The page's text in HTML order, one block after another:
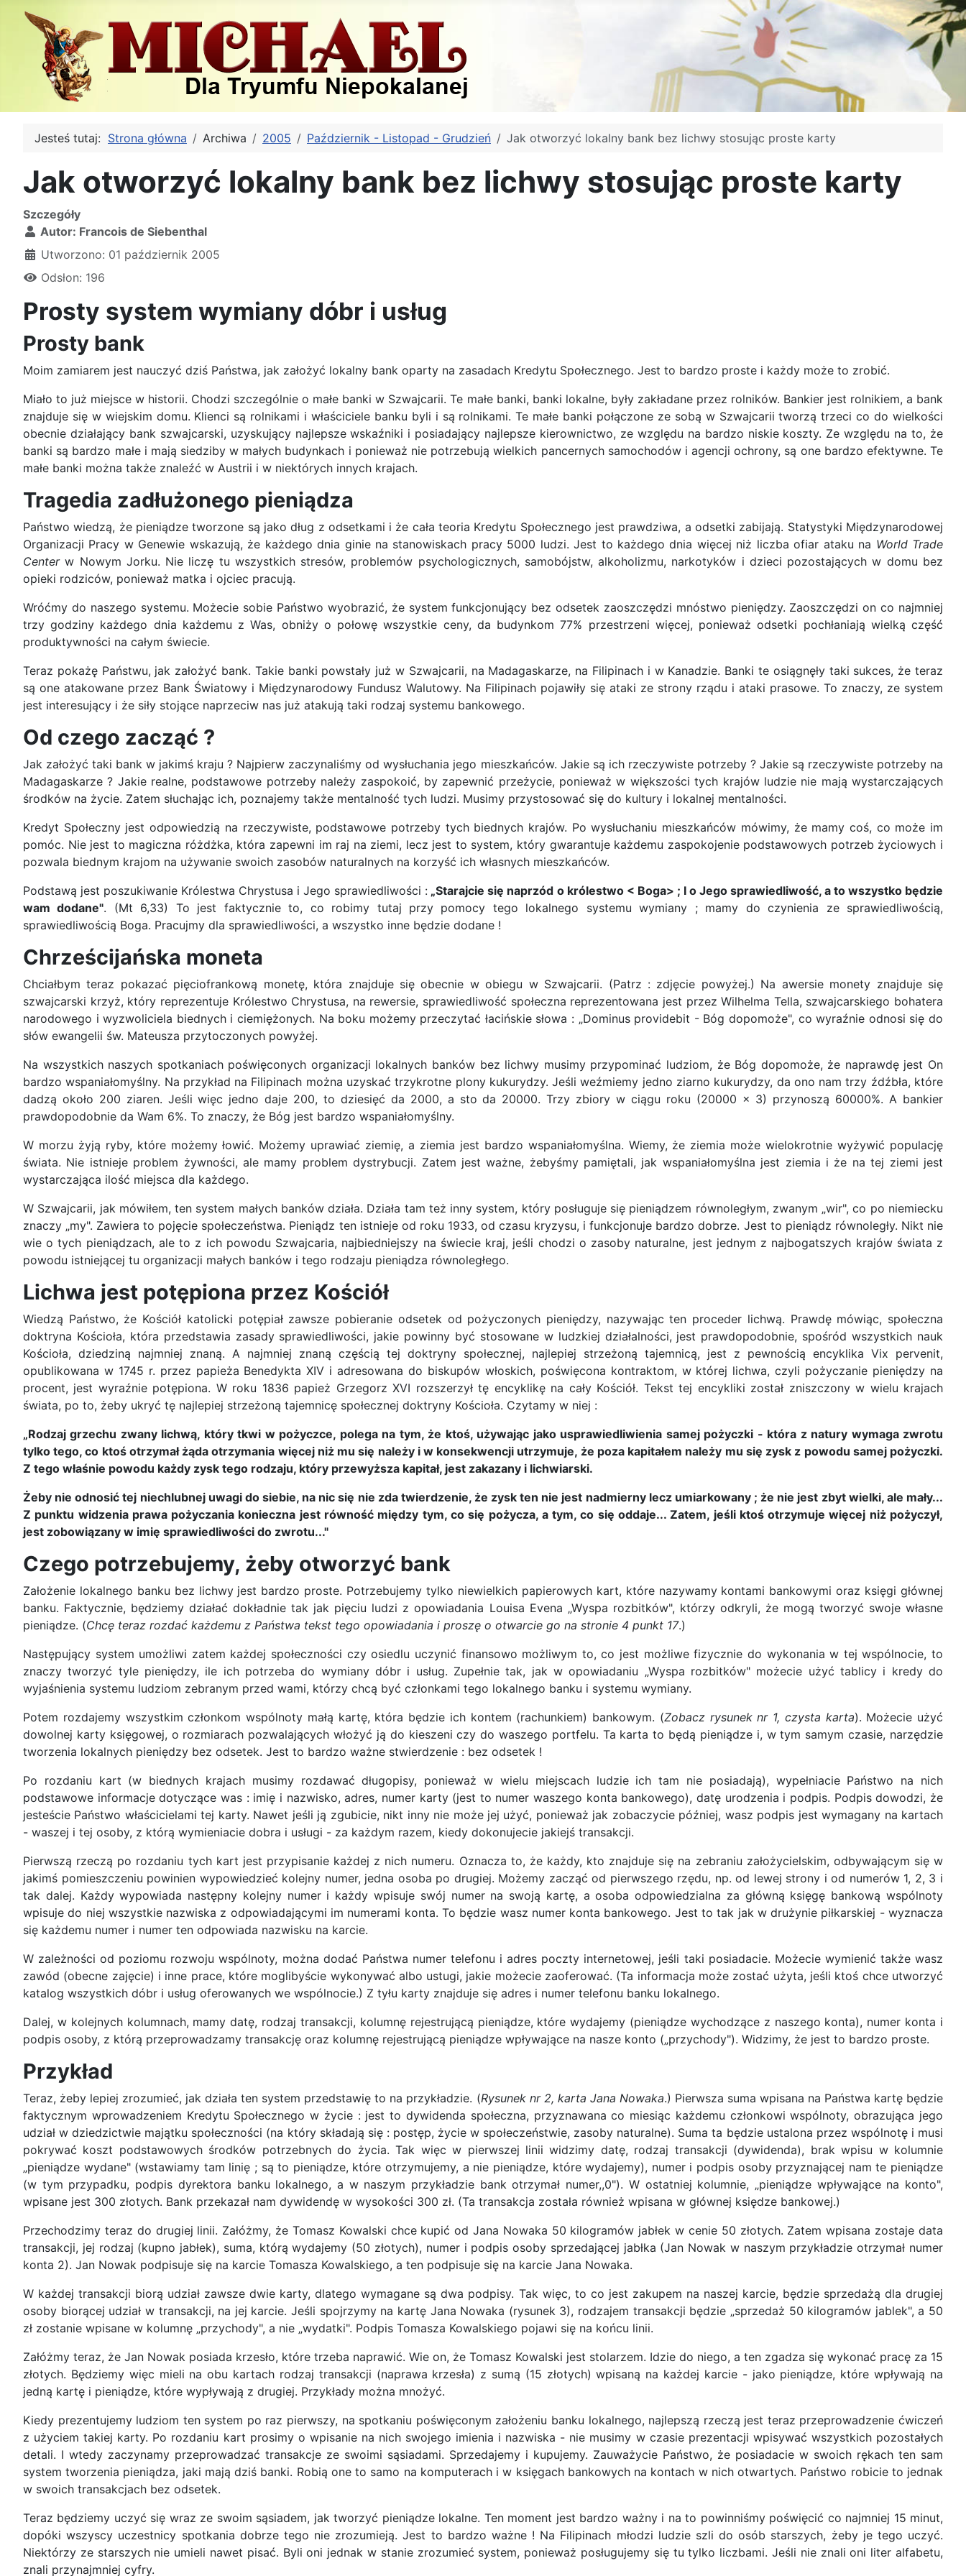
Jesteś tutaj: Strona główna Archiwa 2005 Październik - Listopad - Grudzień Jak otworzyć lokalny bank bez lichwy stosując proste karty
Jak otworzyć lokalny bank bez lichwy stosując proste karty
Szczegóły
Autor: Francois de Siebenthal
Utworzono: 01 październik 2005
Odsłon: 196
Prosty system wymiany dóbr i usług
Prosty bank
Moim zamiarem jest nauczyć dziś Państwa, jak założyć lokalny bank oparty na zasadach Kredytu Społecznego. Jest to bardzo proste i każdy może to zrobić.
Miało to już miejsce w historii. Chodzi szczególnie o małe banki w Szwajcarii. Te małe banki, banki lokalne, były zakładane przez rolników. Bankier jest rolnikiem, a bank
znajduje się w wiejskim domu. Klienci są rolnikami i właściciele banku byli i są rolnikami. Te małe banki połączone ze sobą w Szwajcarii tworzą trzeci co do wielkości
obecnie działający bank szwajcarski, uzyskujący najlepsze wskaźniki i posiadający najlepsze kierownictwo, ze względu na bardzo niskie koszty. Ze względu na to, że
banki są bardzo małe i mają siedziby w małych budynkach i ponieważ nie potrzebują wielkich pancernych samochodów i agencji ochrony, są one bardzo efektywne. Te
małe banki można także znaleźć w Austrii i w niektórych innych krajach.
Tragedia zadłużonego pieniądza
Państwo wiedzą, że pieniądze tworzone są jako dług z odsetkami i że cała teoria Kredytu Społecznego jest prawdziwa, a odsetki zabijają. Statystyki Międzynarodowej
Organizacji Pracy w Genewie wskazują, że każdego dnia ginie na stanowiskach pracy 5000 ludzi. Jest to każdego dnia więcej niż liczba ofiar ataku na World Trade
Centerw Nowym Jorku. Nie liczę tu wszystkich stresów, problemów psychologicznych, samobójstw, alkoholizmu, narkotyków i dzieci pozostających w domu bez
opieki rodziców, ponieważ matka i ojciec pracują.
Wróćmy do naszego systemu. Możecie sobie Państwo wyobrazić, że system funkcjonujący bez odsetek zaoszczędzi mnóstwo pieniędzy. Zaoszczędzi on co najmniej
trzy godziny każdego dnia każdemu z Was, obniży o połowę wszystkie ceny, da budynkom 77% przestrzeni więcej, ponieważ odsetki pochłaniają wielką część
produktywności na całym świecie.
Teraz pokażę Państwu, jak założyć bank. Takie banki powstały już w Szwajcarii, na Madagaskarze, na Filipinach i w Kanadzie. Banki te osiągnęły taki sukces, że teraz
są one atakowane przez Bank Światowy i Międzynarodowy Fundusz Walutowy. Na Filipinach pojawiły się ataki ze strony rządu i ataki prasowe. To znaczy, ze system
jest interesujący i że siły stojące naprzeciw nas już atakują taki rodzaj systemu bankowego.
Od czego zacząć ?
Jak założyć taki bank w jakimś kraju ? Najpierw zaczynaliśmy od wysłuchania jego mieszkańców. Jakie są ich rzeczywiste potrzeby ? Jakie są rzeczywiste potrzeby na
Madagaskarze ? Jakie realne, podstawowe potrzeby należy zaspokoić, by zapewnić przeżycie, ponieważ w większości tych krajów ludzie nie mają wystarczających
środków na życie. Zatem słuchając ich, poznajemy także mentalność tych ludzi. Musimy przystosować się do kultury i lokalnej mentalności.
Kredyt Społeczny jest odpowiedzią na rzeczywiste, podstawowe potrzeby tych biednych krajów. Po wysłuchaniu mieszkańców mówimy, że mamy coś, co może im
pomóc. Nie jest to magiczna różdżka, która zapewni im raj na ziemi, lecz jest to system, który gwarantuje każdemu zaspokojenie podstawowych potrzeb życiowych i
pozwala biednym krajom na używanie swoich zasobów naturalnych na korzyść ich własnych mieszkańców.
Podstawą jest poszukiwanie Królestwa Chrystusa i Jego sprawiedliwości : „Starajcie się naprzód o królestwo < Boga> ; I o Jego sprawiedliwość, a to wszystko będzie
wam dodane". (Mt 6,33) To jest faktycznie to, co robimy tutaj przy pomocy tego lokalnego systemu wymiany ; mamy do czynienia ze sprawiedliwością,
sprawiedliwością Boga. Pracujmy dla sprawiedliwości, a wszystko inne będzie dodane !
Chrześcijańska moneta
Chciałbym teraz pokazać pięciofrankową monetę, która znajduje się obecnie w obiegu w Szwajcarii. (Patrz : zdjęcie powyżej.) Na awersie monety znajduje się
szwajcarski krzyż, który reprezentuje Królestwo Chrystusa, na rewersie, sprawiedliwość społeczna reprezentowana jest przez Wilhelma Tella, szwajcarskiego bohatera
narodowego i wyzwoliciela biednych i ciemiężonych. Na boku możemy przeczytać łacińskie słowa : „Dominus providebit - Bóg dopomoże", co wyraźnie odnosi się do
słów ewangelii św. Mateusza przytoczonych powyżej.
Na wszystkich naszych spotkaniach poświęconych organizacji lokalnych banków bez lichwy musimy przypominać ludziom, że Bóg dopomoże, że naprawdę jest On
bardzo wspaniałomyślny. Na przykład na Filipinach można uzyskać trzykrotne plony kukurydzy. Jeśli weźmiemy jedno ziarno kukurydzy, da ono nam trzy źdźbła, które
dadzą około 200 ziaren. Jeśli więc jedno daje 200, to dziesięć da 2000, a sto da 20000. Trzy zbiory w ciągu roku (20000 x 3) przynoszą 60000%. A bankier
prawdopodobnie da Wam 6%. To znaczy, że Bóg jest bardzo wspaniałomyślny.
W morzu żyją ryby, które możemy łowić. Możemy uprawiać ziemię, a ziemia jest bardzo wspaniałomyślna. Wiemy, że ziemia może wielokrotnie wyżywić populację
świata. Nie istnieje problem żywności, ale mamy problem dystrybucji. Zatem jest ważne, żebyśmy pamiętali, jak wspaniałomyślna jest ziemia i że na tej ziemi jest
wystarczająca ilość miejsca dla każdego.
W Szwajcarii, jak mówiłem, ten system małych banków działa. Działa tam też inny system, który posługuje się pieniądzem równoległym, zwanym „wir", co po niemiecku
znaczy „my". Zawiera to pojęcie społeczeństwa. Pieniądz ten istnieje od roku 1933, od czasu kryzysu, i funkcjonuje bardzo dobrze. Jest to pieniądz równoległy. Nikt nie
wie o tych pieniądzach, ale to z ich powodu Szwajcaria, najbiedniejszy na świecie kraj, jeśli chodzi o zasoby naturalne, jest jednym z najbogatszych krajów świata z
powodu istniejącej tu organizacji małych banków i tego rodzaju pieniądza równoległego.
Lichwa jest potępiona przez Kościół
Wiedzą Państwo, że Kościół katolicki potępiał zawsze pobieranie odsetek od pożyczonych pieniędzy, nazywając ten proceder lichwą. Prawdę mówiąc, społeczna
doktryna Kościoła, która przedstawia zasady sprawiedliwości, jakie powinny być stosowane w ludzkiej działalności, jest prawdopodobnie, spośród wszystkich nauk
Kościoła, dziedziną najmniej znaną. A najmniej znaną częścią tej doktryny społecznej, najlepiej strzeżoną tajemnicą, jest z pewnością encyklika Vix pervenit,
opublikowana w 1745 r. przez papieża Benedykta XIV i adresowana do biskupów włoskich, poświęcona kontraktom, w której lichwa, czyli pożyczanie pieniędzy na
procent, jest wyraźnie potępiona. W roku 1836 papież Grzegorz XVI rozszerzył tę encyklikę na cały Kościół. Tekst tej encykliki został zniszczony w wielu krajach
świata, po to, żeby ukryć tę najlepiej strzeżoną tajemnicę społecznej doktryny Kościoła. Czytamy w niej :
„Rodzaj grzechu zwany lichwą, który tkwi w pożyczce, polega na tym, że ktoś, używając jako usprawiedliwienia samej pożyczki - która z natury wymaga zwrotu
tylko tego, co ktoś otrzymał żąda otrzymania więcej niż mu się należy i w konsekwencji utrzymuje, że poza kapitałem należy mu się zysk z powodu samej pożyczki.
Z tego właśnie powodu każdy zysk tego rodzaju, który przewyższa kapitał, jest zakazany i lichwiarski.
Żeby nie odnosić tej niechlubnej uwagi do siebie, na nic się nie zda twierdzenie, że zysk ten nie jest nadmierny lecz umiarkowany ; że nie jest zbyt wielki, ale mały...
Z punktu widzenia prawa pożyczania konieczna jest równość między tym, co się pożycza, a tym, co się oddaje... Zatem, jeśli ktoś otrzymuje więcej niż pożyczył,
jest zobowiązany w imię sprawiedliwości do zwrotu..."
Czego potrzebujemy, żeby otworzyć bank
Założenie lokalnego banku bez lichwy jest bardzo proste. Potrzebujemy tylko niewielkich papierowych kart, które nazywamy kontami bankowymi oraz księgi głównej
banku. Faktycznie, będziemy działać dokładnie tak jak pięciu ludzi z opowiadania Louisa Evena „Wyspa rozbitków", którzy odkryli, że mogą tworzyć swoje własne
pieniądze. (Chcę teraz rozdać każdemu z Państwa tekst tego opowiadania i proszę o otwarcie go na stronie 4 punkt 17.)
Następujący system umożliwi zatem każdej społeczności czy osiedlu uczynić finansowo możliwym to, co jest możliwe fizycznie do wykonania w tej wspólnocie, to
znaczy tworzyć tyle pieniędzy, ile ich potrzeba do wymiany dóbr i usług. Zupełnie tak, jak w opowiadaniu „Wyspa rozbitków" możecie użyć tablicy i kredy do
wyjaśnienia systemu ludziom zebranym przed wami, którzy chcą być członkami tego lokalnego banku i systemu wymiany.
Potem rozdajemy wszystkim członkom wspólnoty małą kartę, która będzie ich kontem (rachunkiem) bankowym. (Zobacz rysunek nr 1, czysta karta). Możecie użyć
dowolnej karty księgowej, o rozmiarach pozwalających włożyć ją do kieszeni czy do waszego portfelu. Ta karta to będą pieniądze i, w tym samym czasie, narzędzie
tworzenia lokalnych pieniędzy bez odsetek. Jest to bardzo ważne stwierdzenie : bez odsetek !
Po rozdaniu kart (w biednych krajach musimy rozdawać długopisy, ponieważ w wielu miejscach ludzie ich tam nie posiadają), wypełniacie Państwo na nich
podstawowe informacje dotyczące was : imię i nazwisko, adres, numer karty (jest to numer waszego konta bankowego), datę urodzenia i podpis. Podpis dowodzi, że
jesteście Państwo właścicielami tej karty. Nawet jeśli ją zgubicie, nikt inny nie może jej użyć, ponieważ jak zobaczycie później, wasz podpis jest wymagany na kartach
- waszej i tej osoby, z którą wymieniacie dobra i usługi - za każdym razem, kiedy dokonujecie jakiejś transakcji.
Pierwszą rzeczą po rozdaniu tych kart jest przypisanie każdej z nich numeru. Oznacza to, że każdy, kto znajduje się na zebraniu założycielskim, odbywającym się w
jakimś pomieszczeniu powinien wypowiedzieć kolejny numer, jedna osoba po drugiej. Możemy zacząć od pierwszego rzędu, np. od lewej strony i od numerów 1, 2, 3 i
tak dalej. Każdy wypowiada następny kolejny numer i każdy wpisuje swój numer na swoją kartę, a osoba odpowiedzialna za główną księgę bankową wspólnoty
wpisuje do niej wszystkie nazwiska z odpowiadającymi im numerami konta. To będzie wasz numer konta bankowego. Jest to tak jak w drużynie piłkarskiej - wyznacza
się każdemu numer i numer ten odpowiada nazwisku na karcie.
W zależności od poziomu rozwoju wspólnoty, można dodać Państwa numer telefonu i adres poczty internetowej, jeśli taki posiadacie. Możecie wymienić także wasz
zawód (obecne zajęcie) i inne prace, które moglibyście wykonywać albo ustugi, jakie możecie zaoferować. (Ta informacja może zostać użyta, jeśli ktoś chce utworzyć
katalog wszystkich dóbr i usług oferowanych we wspólnocie.) Z tyłu karty znajduje się adres i numer telefonu banku lokalnego.
Dalej, w kolejnych kolumnach, mamy datę, rodzaj transakcji, kolumnę rejestrującą pieniądze, które wydajemy (pieniądze wychodzące z naszego konta), numer konta i
podpis osoby, z którą przeprowadzamy transakcję oraz kolumnę rejestrującą pieniądze wpływające na nasze konto („przychody"). Widzimy, że jest to bardzo proste.
Przykład
Teraz, żeby lepiej zrozumieć, jak działa ten system przedstawię to na przykładzie. (Rysunek nr 2, karta Jana Nowaka.) Pierwsza suma wpisana na Państwa kartę będzie
faktycznym wprowadzeniem Kredytu Społecznego w życie : jest to dywidenda społeczna, przyznawana co miesiąc każdemu członkowi wspólnoty, obrazująca jego
udział w dziedzictwie majątku społeczności (na który składają się : postęp, życie w społeczeństwie, zasoby naturalne). Suma ta będzie ustalona przez wspólnotę i musi
pokrywać koszt podstawowych środków potrzebnych do życia. Tak więc w pierwszej linii widzimy datę, rodzaj transakcji (dywidenda), brak wpisu w kolumnie
„pieniądze wydane" (wstawiamy tam linię ; są to pieniądze, które otrzymujemy, a nie pieniądze, które wydajemy), numer i podpis osoby przyznającej nam te pieniądze
(w tym przypadku, podpis dyrektora banku lokalnego, a w naszym przykładzie bank otrzymał numer,,0"). W ostatniej kolumnie, „pieniądze wpływające na konto",
wpisane jest 300 złotych. Bank przekazał nam dywidendę w wysokości 300 zł. (Ta transakcja została również wpisana w głównej księdze bankowej.)
Przechodzimy teraz do drugiej linii. Załóżmy, że Tomasz Kowalski chce kupić od Jana Nowaka 50 kilogramów jabłek w cenie 50 złotych. Zatem wpisana zostaje data
transakcji, jej rodzaj (kupno jabłek), suma, którą wydajemy (50 złotych), numer i podpis osoby sprzedającej jabłka (Jan Nowak w naszym przykładzie otrzymał numer
konta 2). Jan Nowak podpisuje się na karcie Tomasza Kowalskiego, a ten podpisuje się na karcie Jana Nowaka.
W każdej transakcji biorą udział zawsze dwie karty, dlatego wymagane są dwa podpisy. Tak więc, to co jest zakupem na naszej karcie, będzie sprzedażą dla drugiej
osoby biorącej udział w transakcji, na jej karcie. Jeśli spojrzymy na kartę Jana Nowaka (rysunek 3), rodzajem transakcji będzie „sprzedaż 50 kilogramów jablek", a 50
zł zostanie wpisane w kolumnę „przychody", a nie „wydatki". Podpis Tomasza Kowalskiego pojawi się na końcu linii.
Załóżmy teraz, że Jan Nowak posiada krzesło, które trzeba naprawić. Wie on, że Tomasz Kowalski jest stolarzem. Idzie do niego, a ten zgadza się wykonać pracę za 15
złotych. Będziemy więc mieli na obu kartach rodzaj transakcji (naprawa krzesła) z sumą (15 złotych) wpisaną na każdej karcie - jako pieniądze, które wpływają na
jedną kartę i pieniądze, które wypływają z drugiej. Przykłady można mnożyć.
Kiedy prezentujemy ludziom ten system po raz pierwszy, na spotkaniu poświęconym założeniu banku lokalnego, najlepszą rzeczą jest teraz przeprowadzenie ćwiczeń
z użyciem takiej karty. Po rozdaniu kart prosimy o wpisanie na nich swojego imienia i nazwiska - nie musimy w czasie prezentacji wpisywać wszystkich pozostałych
detali. I wtedy zaczynamy przeprowadzać transakcje ze swoimi sąsiadami. Sprzedajemy i kupujemy. Zauważycie Państwo, że posiadacie w swoich rękach ten sam
system tworzenia pieniądza, jaki mają dziś banki. Robią one to samo na komputerach i w księgach bankowych na kontach w nich otwartych. Państwo robicie to jednak
w swoich transakcjach bez odsetek.
Teraz będziemy uczyć się wraz ze swoim sąsiadem, jak tworzyć pieniądze lokalne. Ten moment jest bardzo ważny i na to powinniśmy poświęcić co najmniej 15 minut,
dopóki wszyscy uczestnicy spotkania dobrze tego nie zrozumieją. Jest to bardzo ważne ! Na Filipinach młodzi ludzie szli do osób starszych, żeby je tego uczyć.
Niektórzy ze starszych nie umieli nawet pisać. Byli oni jednak w stanie zrozumieć system, ponieważ posługujemy się tu tylko liczbami. Jeśli nie znali oni liter alfabetu,
znali przynajmniej cyfry.